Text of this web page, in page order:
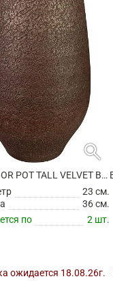
search
ВАЗА NOOR POT TALL VELVET BROWN
23 см.
36 см.
по
2 шт.
ожидается 18.08.26г.